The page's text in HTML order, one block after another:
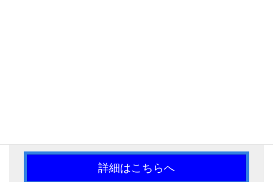
詳細はこちらへ